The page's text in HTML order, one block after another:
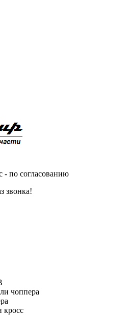
- по согласованию
звонка!
чоппера
кросс